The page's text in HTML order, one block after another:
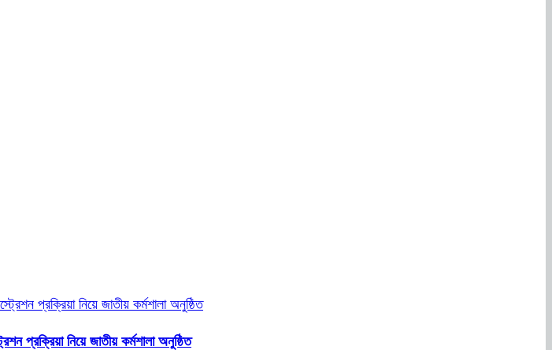
প্রক্রিয়া নিয়ে জাতীয় কর্মশালা অনুষ্ঠিত